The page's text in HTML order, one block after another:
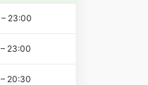
– 23:00
– 23:00
– 20:30